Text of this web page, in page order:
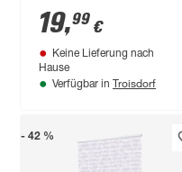
130 cm
19,99 €
Keine Lieferung nach
Hause
Verfügbar in Troisdorf
- 42 %